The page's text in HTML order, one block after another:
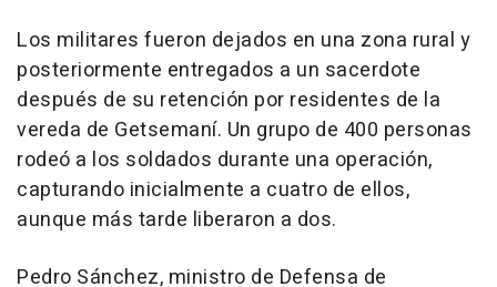
Los militares fueron dejados en una zona rural y
posteriormente entregados a un sacerdote
después de su retención por residentes de la
vereda de Getsemaní. Un grupo de 400 personas
rodeó a los soldados durante una operación,
capturando inicialmente a cuatro de ellos,
aunque más tarde liberaron a dos.
Pedro Sánchez, ministro de Defensa de